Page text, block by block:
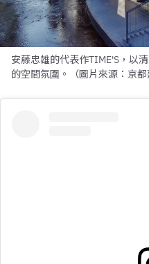
安藤忠雄的代表作TIME'S，以
的空間氛圍。（圖片來源：京都